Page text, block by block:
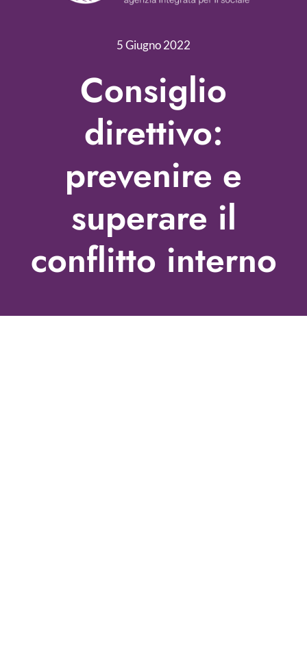
Nonprofit Blog
Fundraising Academy
Multimedia
Come contattarci
5 Giugno 2022
Consiglio
direttivo:
prevenire e
superare il
conflitto interno